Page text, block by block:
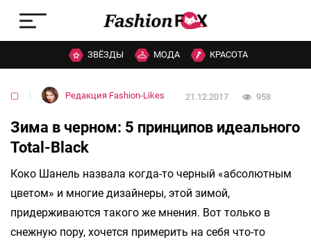
ЗВЁЗДЫ МОДА КРАСОТА
▢ Редакция Fashion-Likes 21.12.2017 958
Зима в черном: 5 принципов идеального
Total-Black
Коко Шанель назвала когда-то черный «абсолютным
цветом» и многие дизайнеры, этой зимой,
придерживаются такого же мнения. Вот только в
снежную пору, хочется примерить на себя что-то